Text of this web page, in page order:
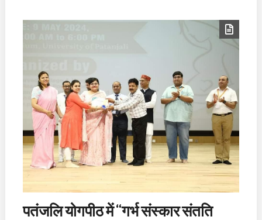
पतंजलि योगपीठ में “गर्भ संस्कार संतति